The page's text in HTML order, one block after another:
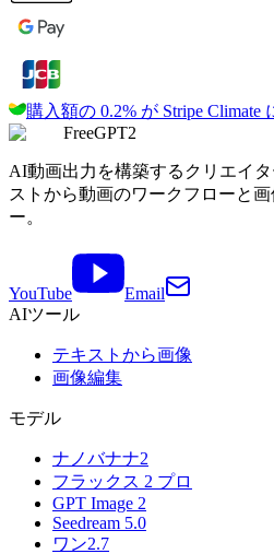
購入額の 0.2% が Stripe Climate
FreeGPT2
AI動画出力を構築するクリエイ
ストから動画のワークフローと
ー。
YouTube
Email
AIツール
テキストから画像
画像編集
モデル
ナノバナナ2
フラックス 2 プロ
GPT Image 2
Seedream 5.0
ワン2.7